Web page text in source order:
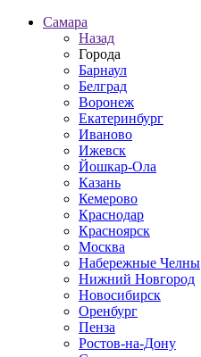
Самара
Назад
Города
Барнаул
Белград
Воронеж
Екатеринбург
Иваново
Ижевск
Йошкар-Ола
Казань
Кемерово
Краснодар
Красноярск
Москва
Набережные Челны
Нижний Новгород
Новосибирск
Оренбург
Пенза
Ростов-на-Дону